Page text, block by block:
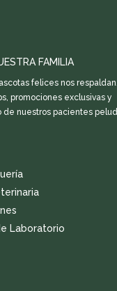
FAMILIA
felices nos respaldan.
promociones exclusivas y
de nuestros pacientes
Laboratorio